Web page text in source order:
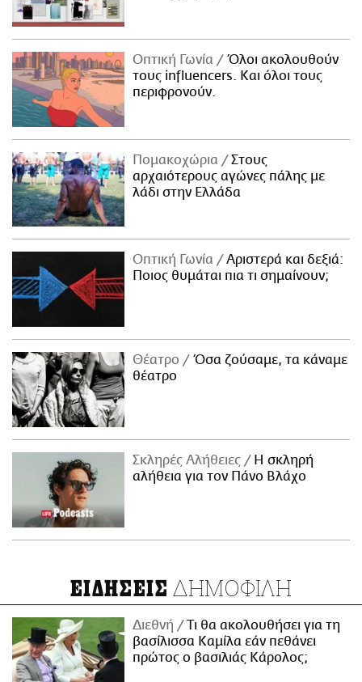
Οπτική Γωνία
Όλοι ακολουθούν
τους influencers. Και όλοι τους
περιφρονούν.
Πομακοχώρια
Στους
αρχαιότερους αγώνες πάλης με
λάδι στην Ελλάδα
Οπτική Γωνία
Αριστερά και δεξιά:
Ποιος θυμάται πια τι σημαίνουν;
Θέατρο
Όσα ζούσαμε, τα κάναμε
θέατρο
Σκληρές Αλήθειες
H σκληρή
αλήθεια για τον Πάνο Βλάχο
ΕΙΔΗΣΕΙΣ ΔΗΜΟΦΙΛΗ
Διεθνή
Τι θα ακολουθήσει για τη
βασίλισσα Καμίλα εάν πεθάνει
πρώτος ο βασιλιάς Κάρολος;